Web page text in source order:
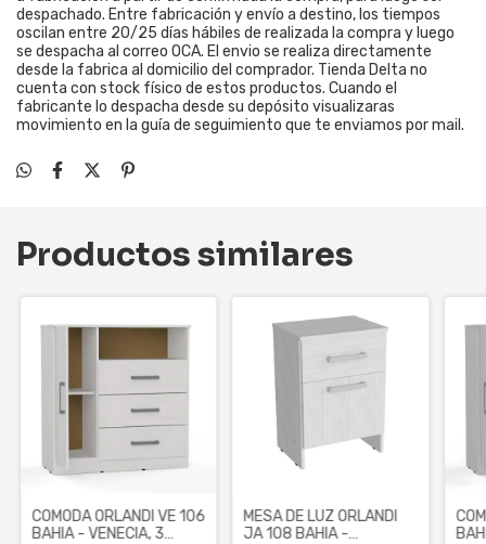
despachado. Entre fabricación y envío a destino, los tiempos
oscilan entre 20/25 días hábiles de realizada la compra y luego
se despacha al correo OCA. El envio se realiza directamente
desde la fabrica al domicilio del comprador. Tienda Delta no
cuenta con stock físico de estos productos. Cuando el
fabricante lo despacha desde su depósito visualizaras
movimiento en la guía de seguimiento que te enviamos por mail.
Productos similares
COMODA ORLANDI VE 106
BAHIA - VENECIA, 3
MESA DE LUZ ORLANDI
JA 108 BAHIA -